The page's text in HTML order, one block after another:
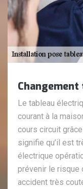
Le tableau
courant à la
cours circuit grâce
signifie qu’il est
électrique
prévenir le risque
accident très